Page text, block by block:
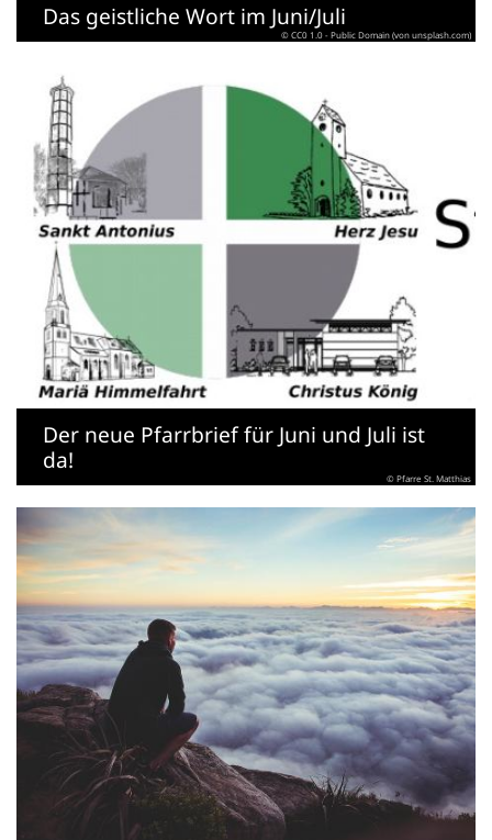
Das geistliche Wort im Juni/Juli
© CC0 1.0 - Public Domain (von unsplash.com)
Der neue Pfarrbrief für Juni und Juli ist
da!
© Pfarre St. Matthias